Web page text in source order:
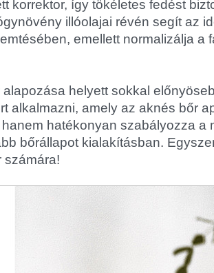
korrektor, így tökéletes fedést
illóolajai révén segít az
emellett normalizálja a
alapozása helyett sokkal
alkalmazni, amely az aknés bőr
hatékonyan szabályozza a
bőrállapot kialakításban.
számára!